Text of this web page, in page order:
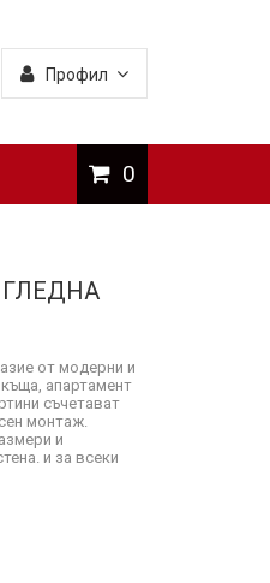
Профил
0
ГЛЕДНА
от модерни и
апартамент
съчетават
монтаж.
и
и за всеки